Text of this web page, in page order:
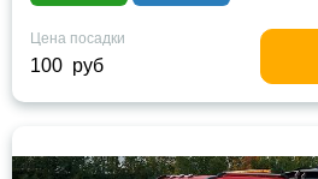
Цена посадки
100 руб